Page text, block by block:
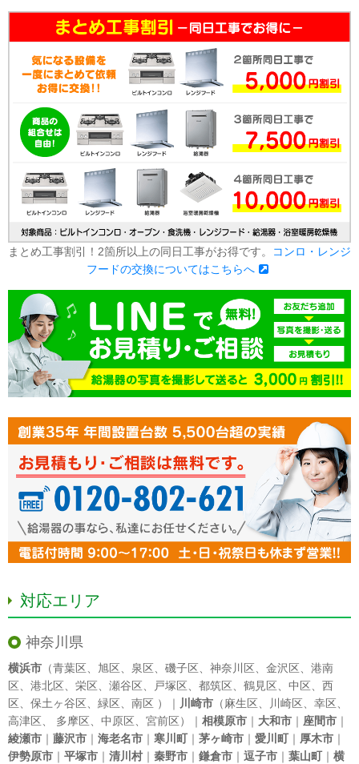
まとめ工事割引！2箇所以上の同日工事がお得です。
コンロ・レンジ
フードの交換についてはこちらへ
対応エリア
神奈川県
横浜市 （青葉区 旭区 泉区 磯子区 神奈川区 金沢区
港南
区
港北区 栄区 瀬谷区 戸塚区 都筑区 鶴見区 中区
西
区
保土ヶ谷区 緑区 南区 ）｜ 川崎市 （麻生区 川崎区 幸区
高津区
多摩区 中原区 宮前区）｜ 相模原市 ｜ 大和市 ｜ 座間市 ｜
綾瀬市 ｜ 藤沢市 ｜ 海老名市 ｜ 寒川町｜ 茅ヶ崎市 ｜ 愛川町｜ 厚木市 ｜
伊勢原市 ｜ 平塚市 ｜ 清川村｜ 秦野市 ｜ 鎌倉市 ｜ 逗子市 ｜ 葉山町｜ 横